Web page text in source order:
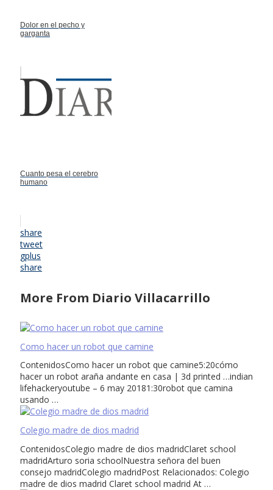
Dolor en el pecho y
garganta
Cuanto pesa el cerebro
humano
share
tweet
gplus
share
More From Diario Villacarrillo
Como hacer un robot que camine
ContenidosComo hacer un robot que camine5:20cómo
hacer un robot araña andante en casa | 3d printed …indian
lifehackeryoutube – 6 may 20181:30robot que camina
usando …
Colegio madre de dios madrid
ContenidosColegio madre de dios madridClaret school
madridArturo soria schoolNuestra señora del buen
consejo madridColegio madridPost Relacionados: Colegio
madre de dios madrid Claret school madrid At …